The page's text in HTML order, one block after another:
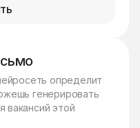
определит
генерировать
вакансий этой